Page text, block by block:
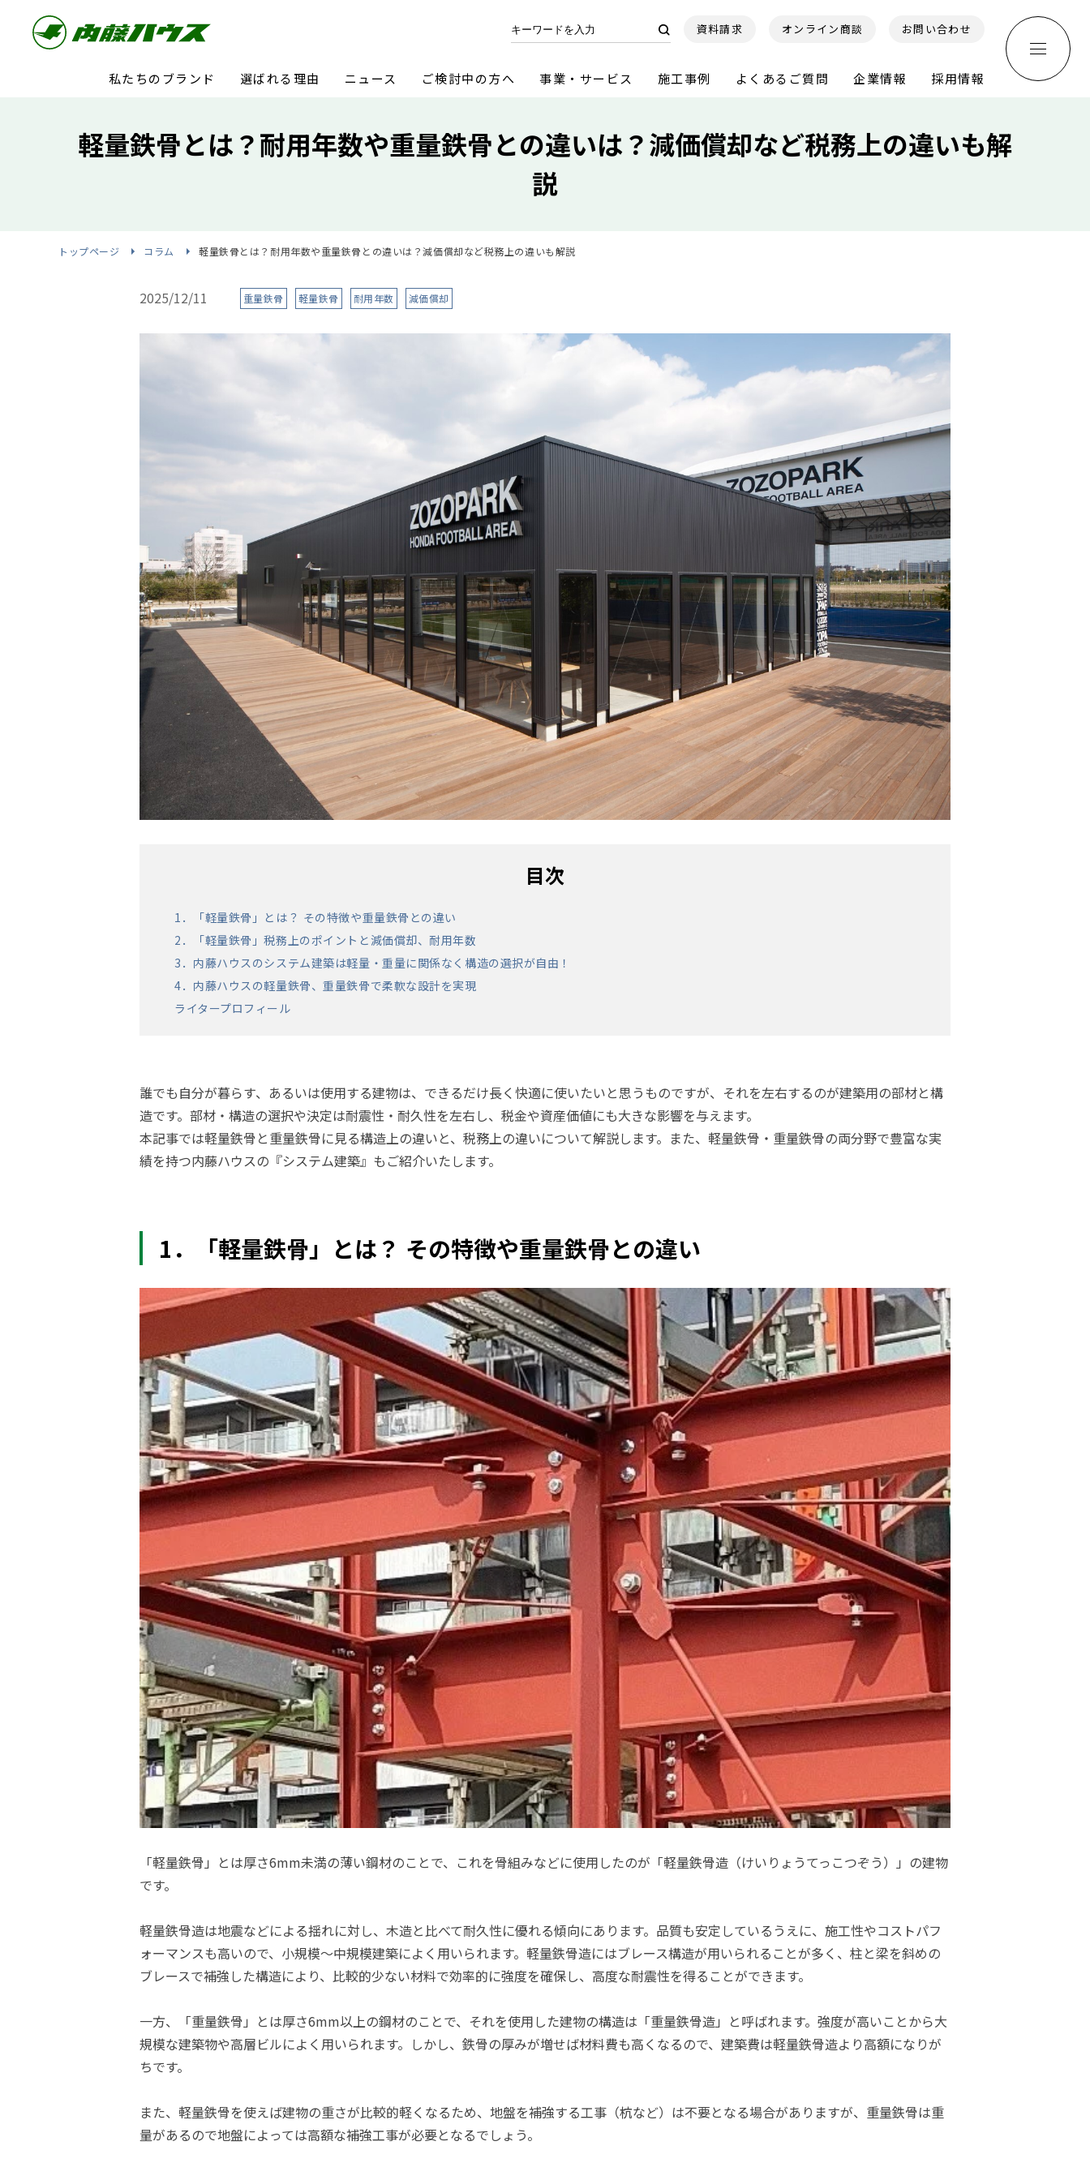
資料請求 オンライン商談 お問い合わせ
私たちのブランド 選ばれる理由 ニュース ご検討中の方へ 事業・サービス 施工事例 よくあるご質問 企業情報 採用情報
軽量鉄骨とは？耐用年数や重量鉄骨との違いは？減価償却など税務上の違いも解
説
トップページ コラム 軽量鉄骨とは？耐用年数や重量鉄骨との違いは？減価償却など税務上の違いも解説
2025/12/11 重量鉄骨 軽量鉄骨 耐用年数 減価償却
目次
1．「軽量鉄骨」とは？ その特徴や重量鉄骨との違い
2．「軽量鉄骨」税務上のポイントと減価償却、耐用年数
3．内藤ハウスのシステム建築は軽量・重量に関係なく構造の選択が自由！
4．内藤ハウスの軽量鉄骨、重量鉄骨で柔軟な設計を実現
ライタープロフィール
誰でも自分が暮らす、あるいは使用する建物は、できるだけ長く快適に使いたいと思うものですが、それを左右するのが建築用の部材と構
造です。部材・構造の選択や決定は耐震性・耐久性を左右し、税金や資産価値にも大きな影響を与えます。
本記事では軽量鉄骨と重量鉄骨に見る構造上の違いと、税務上の違いについて解説します。また、軽量鉄骨・重量鉄骨の両分野で豊富な実
績を持つ内藤ハウスの『システム建築』もご紹介いたします。
1．「軽量鉄骨」とは？ その特徴や重量鉄骨との違い
「軽量鉄骨」とは厚さ6mm未満の薄い鋼材のことで、これを骨組みなどに使用したのが「軽量鉄骨造（けいりょうてっこつぞう）」の建物
です。
軽量鉄骨造は地震などによる揺れに対し、木造と比べて耐久性に優れる傾向にあります。品質も安定しているうえに、施工性やコストパフ
ォーマンスも高いので、小規模〜中規模建築によく用いられます。軽量鉄骨造にはブレース構造が用いられることが多く、柱と梁を斜めの
ブレースで補強した構造により、比較的少ない材料で効率的に強度を確保し、高度な耐震性を得ることができます。
一方、「重量鉄骨」とは厚さ6mm以上の鋼材のことで、それを使用した建物の構造は「重量鉄骨造」と呼ばれます。強度が高いことから大
規模な建築物や高層ビルによく用いられます。しかし、鉄骨の厚みが増せば材料費も高くなるので、建築費は軽量鉄骨造より高額になりが
ちです。
また、軽量鉄骨を使えば建物の重さが比較的軽くなるため、地盤を補強する工事（杭など）は不要となる場合がありますが、重量鉄骨は重
量があるので地盤によっては高額な補強工事が必要となるでしょう。